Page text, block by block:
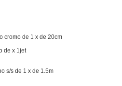
cromo de 1 x de 20cm
de x 1jet
s/s de 1 x de 1.5m